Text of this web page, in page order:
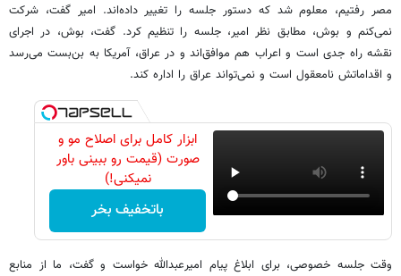
مصر رفتیم، معلوم شد که دستور جلسه را تغییر داده‌اند. امیر گفت، شرکت
نمی‌کنم و بوش، مطابق نظر امیر، جلسه را تنظیم کرد. گفت، بوش، در اجرای
نقشه راه جدی است و اعراب هم موافق‌اند و در عراق، آمریکا به بن‌بست می‌رسد
و اقداماتش نامعقول است و نمی‌تواند عراق را اداره کند.
ابزار کامل برای اصلاح مو و
صورت (قیمت رو ببینی باور
نمیکنی!)
باتخفیف بخر
وقت جلسه خصوصی، برای ابلاغ پیام امیرعبدالله خواست و گفت، ما از منابع